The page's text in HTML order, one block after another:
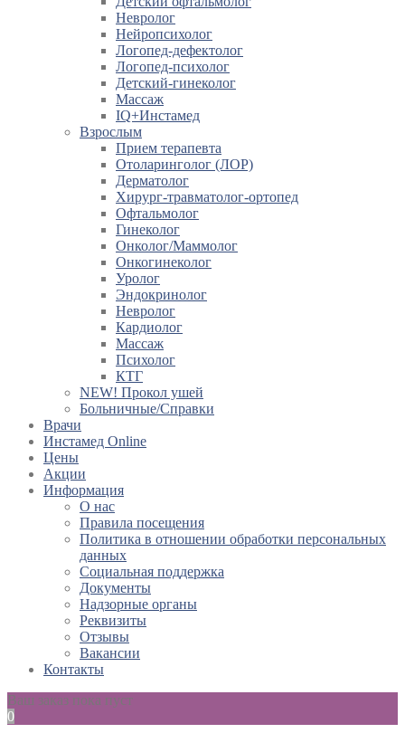
Невролог
Нейропсихолог
Логопед-дефектолог
Логопед-психолог
Детский-гинеколог
Массаж
IQ+Инстамед
Взрослым
Прием терапевта
Отоларинголог (ЛОР)
Дерматолог
Хирург-травматолог-ортопед
Офтальмолог
Гинеколог
Онколог/Маммолог
Онкогинеколог
Уролог
Эндокринолог
Невролог
Кардиолог
Массаж
Психолог
КТГ
NEW! Прокол ушей
Больничные/Справки
Врачи
Инстамед Online
Цены
Акции
Информация
О нас
Правила посещения
Политика в отношении обработки персональных
данных
Социальная поддержка
Документы
Надзорные органы
Реквизиты
Отзывы
Вакансии
Контакты
Ваш заказ пока пуст
0